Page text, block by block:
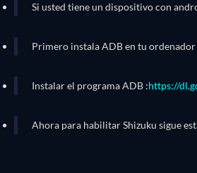
Si usted tiene un dispositivo con
Primero instala ADB en tu ordenador
Instalar el programa ADB :https://
Ahora para habilitar Shizuku sigue